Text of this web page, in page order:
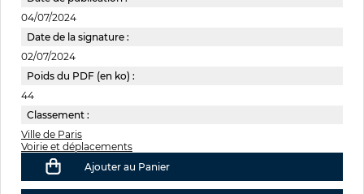
04/07/2024
Date de la signature :
02/07/2024
Poids du PDF (en ko) :
44
Classement :
Ville de Paris
Voirie et déplacements
Ajouter au Panier